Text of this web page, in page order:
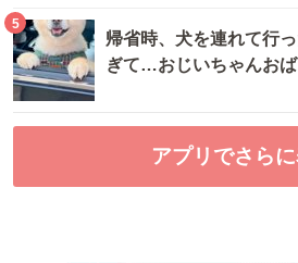
5
帰省時、犬を連れて行
ぎて…おじいちゃんお
アプリでさら